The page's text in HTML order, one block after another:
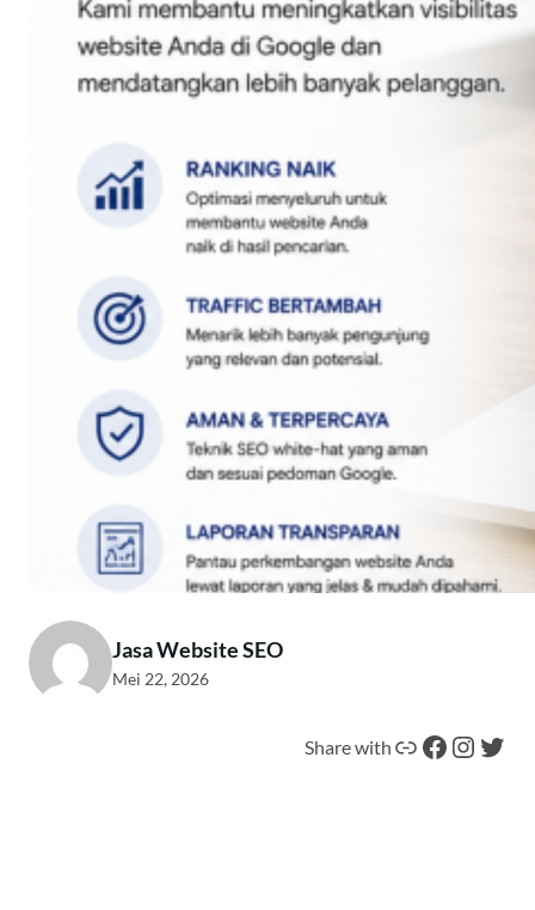
Jasa Website SEO
Mei 22, 2026
Share with Tautan Facebook Instagram Twitter